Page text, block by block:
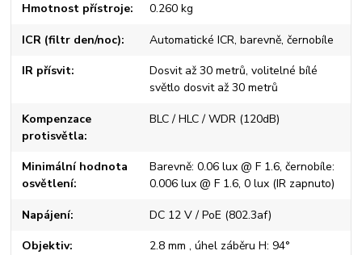
Hmotnost přístroje 0.260 kg
ICR (filtr den/noc) Automatické ICR, barevně, černobíle
IR přísvit
Dosvit až 30 metrů, volitelné bílé
světlo dosvit až 30 metrů
Kompenzace
protisvětla
BLC / HLC / WDR (120dB)
Minimální hodnota
osvětlení
Barevně: 0.06 lux @ F 1.6, černobíle:
0.006 lux @ F 1.6, 0 lux (IR zapnuto)
Napájení DC 12 V / PoE (802.3af)
Objektiv 2.8 mm , úhel záběru H: 94°